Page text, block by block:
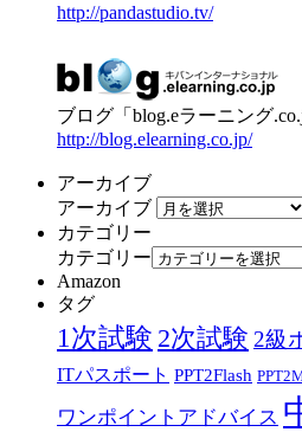
http://pandastudio.tv/
ブログ「blog.eラーニング
http://blog.elearning.co.jp/
アーカイブ
アーカイブ
カテゴリー
カテゴリー
Amazon
タグ
1次試験 2次試験 2級
ITパスポート PPT2Flash
ワンポイントアドバイス